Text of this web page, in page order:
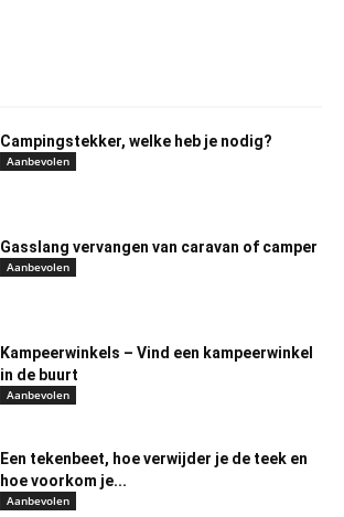
Campingstekker, welke heb je nodig?
Aanbevolen
Gasslang vervangen van caravan of camper
Aanbevolen
Kampeerwinkels – Vind een kampeerwinkel
in de buurt
Aanbevolen
Een tekenbeet, hoe verwijder je de teek en
hoe voorkom je...
Aanbevolen